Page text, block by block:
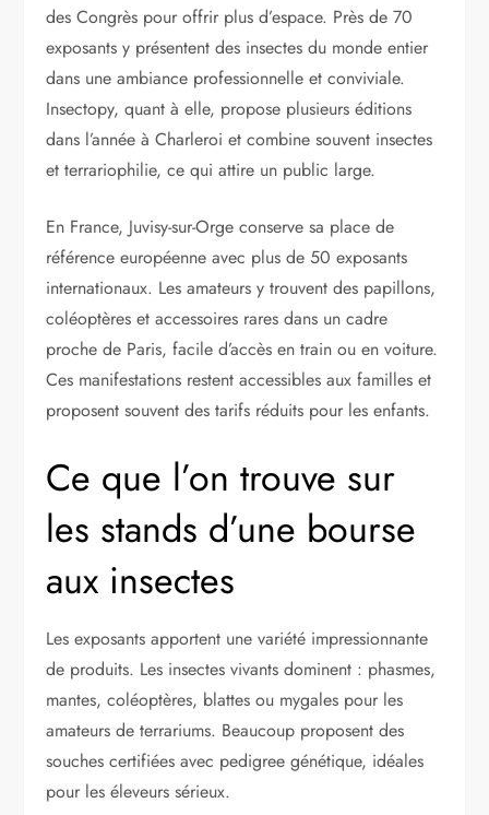
des Congrès pour offrir plus d’espace. Près de 70
exposants y présentent des insectes du monde entier
dans une ambiance professionnelle et conviviale.
Insectopy, quant à elle, propose plusieurs éditions
dans l’année à Charleroi et combine souvent insectes
et terrariophilie, ce qui attire un public large.
En France, Juvisy-sur-Orge conserve sa place de
référence européenne avec plus de 50 exposants
internationaux. Les amateurs y trouvent des papillons,
coléoptères et accessoires rares dans un cadre
proche de Paris, facile d’accès en train ou en voiture.
Ces manifestations restent accessibles aux familles et
proposent souvent des tarifs réduits pour les enfants.
Ce que l’on trouve sur
les stands d’une bourse
aux insectes
Les exposants apportent une variété impressionnante
de produits. Les insectes vivants dominent : phasmes,
mantes, coléoptères, blattes ou mygales pour les
amateurs de terrariums. Beaucoup proposent des
souches certifiées avec pedigree génétique, idéales
pour les éleveurs sérieux.